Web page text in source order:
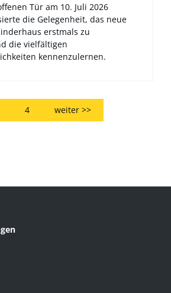
Tür am 10. Juli 2026
die Gelegenheit, das neue
erstmals zu
die vielfältigen
kennenzulernen.
4 weiter >>